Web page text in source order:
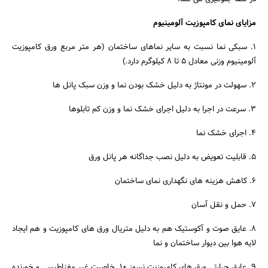
مزایای نمای کامپوزیت آلومینیوم
1. سبکی نما نسبت به سایر نماهای ساختمان (هر متر مربع ورق کامپوزیت
آلومینیوم وزنی معادل 5 تا 8 کیلوگرم دارد.)
2. سهولت در مونتاژ به دلیل خشک بودن نما و وزن سبک پانل ها
3. سرعت در اجرا به دلیل اجرای خشک نما و وزن کم تابلوها
4. اجرای خشک نما
5. قابلیت تعویض به دلیل نصب جداگانه هر پانل ورق
6. کاهش هزینه های نگهداری نمای ساختمان
7. حمل و نقل آسان
8. عایق صوت و آکوستیک هم به دلیل متریال ورق های کامپوزیت و هم ایجاد
لایه هوا بین دیوار ساختمان و نما